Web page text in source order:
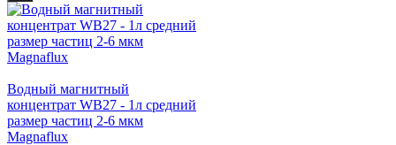
Водный магнитный
концентрат WB27 - 1л средний
размер частиц 2-6 мкм
Magnaflux